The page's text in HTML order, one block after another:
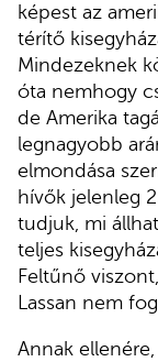
képest az
térítő
Mindezeknek
óta nemhogy
de Amerika
legnagyobb
elmondása
hívők jelenleg
tudjuk, mi
teljes
Feltűnő
Lassan nem
Annak